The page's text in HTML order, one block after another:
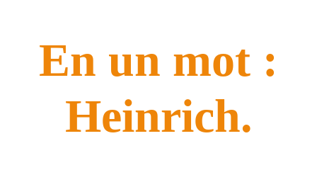
En un mot :
Heinrich.